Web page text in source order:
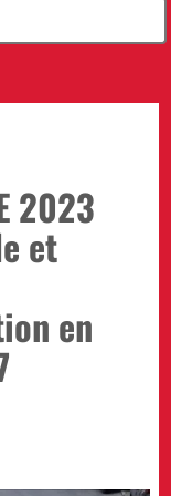
2023
et
en